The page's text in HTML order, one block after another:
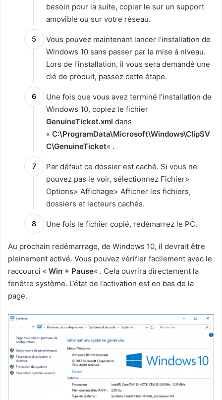
besoin pour la suite, copier le sur un support
amovible ou sur votre réseau.
Vous pouvez maintenant lancer l’installation de
Windows 10 sans passer par la mise à niveau.
Lors de l’installation, il vous sera demandé une
clé de produit, passez cette étape.
Une fois que vous avez terminé l’installation de
Windows 10, copiez le fichier
GenuineTicket.xml dans
« C:\ProgramData\Microsoft\Windows\ClipSV
C\GenuineTicket« .
Par défaut ce dossier est caché. Si vous ne
pouvez pas le voir, sélectionnez Fichier>
Options> Affichage> Afficher les fichiers,
dossiers et lecteurs cachés.
Une fois le fichier copié, redémarrez le PC.
Au prochain redémarrage, de Windows 10, il devrait être
pleinement activé. Vous pouvez vérifier facilement avec le
raccourci « Win + Pause« . Cela ouvrira directement la
fenêtre système. L’état de l’activation est en bas de la
page.